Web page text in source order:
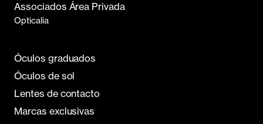
Associados Área Privada
Opticalia
Óculos graduados
Óculos de sol
Lentes de contacto
Marcas exclusivas